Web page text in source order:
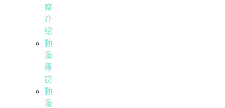
察
介
紹
動
漫
專
訪
動
漫